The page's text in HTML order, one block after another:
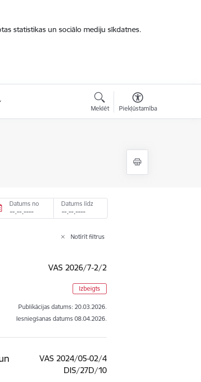
statistikas un sociālo mediju sīkdatnes.
Meklēt Piekļūstamība
Datums no Datums līdz
Notīrīt filtrus
VAS 2026/7-2/2
Izbeigts
Publikācijas datums: 20.03.2026.
Iesniegšanas datums 08.04.2026.
VAS 2024/05-02/4
DIS/27D/10